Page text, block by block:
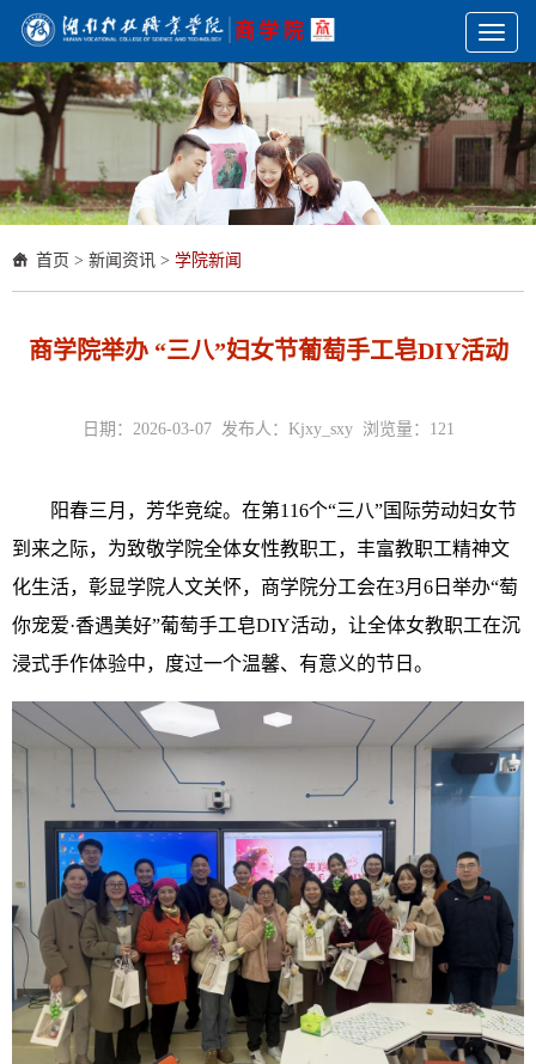
Toggle
首页 > 新闻资讯 > 学院新闻
商学院举办 “三八”妇女节葡萄手工皂DIY活动
日期：2026-03-07 发布人：Kjxy_sxy 浏览量： 121
阳春三月，芳华竞绽。在第116个“三八”国际劳动妇女节
到来之际，为致敬学院全体女性教职工，丰富教职工精神文
化生活，彰显学院人文关怀，商学院分工会在3月6日举办“萄
你宠爱·香遇美好”葡萄手工皂DIY活动，让全体女教职工在沉
浸式手作体验中，度过一个温馨、有意义的节日。